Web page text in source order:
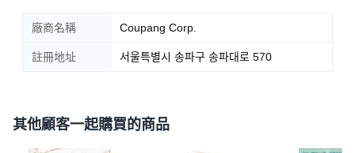
廠商名稱 Coupang Corp.
註冊地址 서울특별시 송파구 송파대로 570
其他顧客一起購買的商品